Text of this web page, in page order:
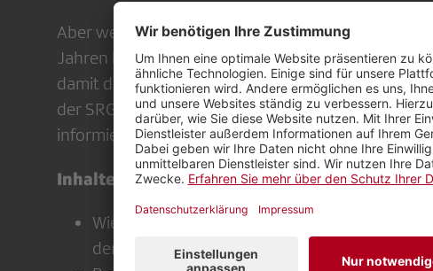
Aber welche Vorschläge gibt es denn? Eine
Jahren blockiert. Die Radio-/TV-Gebühren hat
damit die SRG abzubauen. Schliesslich steht die
der SRG-Gebühren an. Gute Gründe also, sich zur
informieren.
Inhalte
Wie definiert die Politik die Rolle des
demokratischen Gesellschaft?